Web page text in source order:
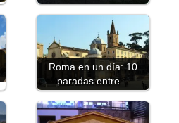
Roma en un día: 10
paradas entre…